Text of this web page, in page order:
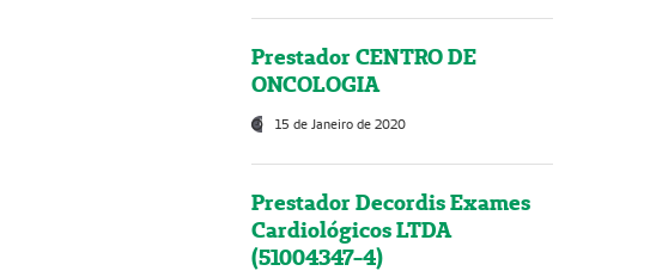
Prestador CENTRO DE
ONCOLOGIA
15 de Janeiro de 2020
Prestador Decordis Exames
Cardiológicos LTDA
(51004347-4)